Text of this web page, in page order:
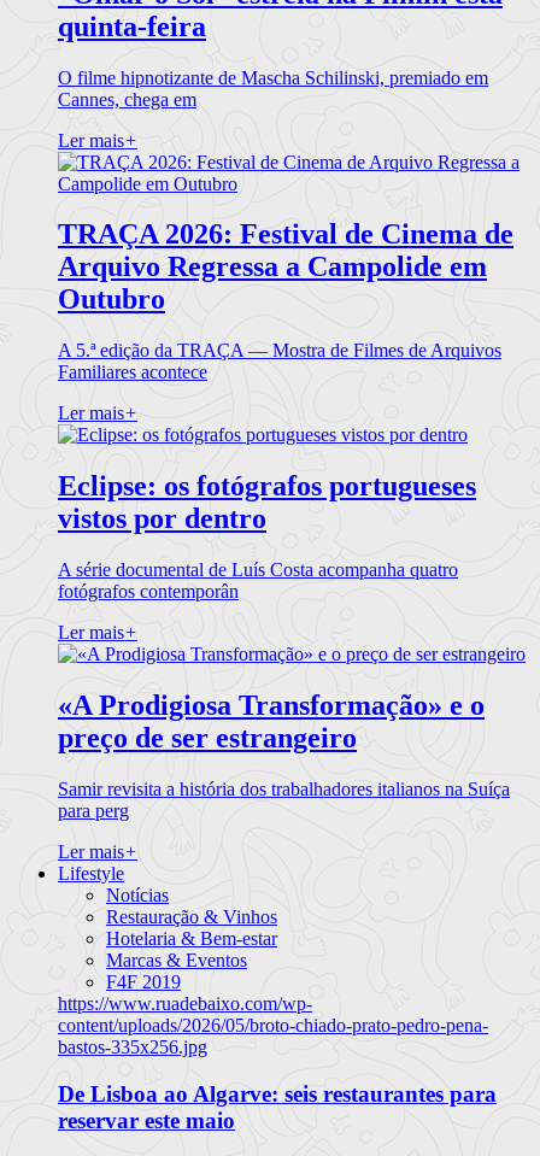
quinta-feira
O filme hipnotizante de Mascha Schilinski, premiado em
Cannes, chega em
Ler mais+
TRAÇA 2026: Festival de Cinema de
Arquivo Regressa a Campolide em
Outubro
A 5.ª edição da TRAÇA — Mostra de Filmes de Arquivos
Familiares acontece
Ler mais+
Eclipse: os fotógrafos portugueses
vistos por dentro
A série documental de Luís Costa acompanha quatro
fotógrafos contemporân
Ler mais+
«A Prodigiosa Transformação» e o
preço de ser estrangeiro
Samir revisita a história dos trabalhadores italianos na Suíça
para perg
Ler mais+
Lifestyle
Notícias
Restauração & Vinhos
Hotelaria & Bem-estar
Marcas & Eventos
F4F 2019
https://www.ruadebaixo.com/wp-
content/uploads/2026/05/broto-chiado-prato-pedro-pena-
bastos-335x256.jpg
De Lisboa ao Algarve: seis restaurantes para
reservar este maio